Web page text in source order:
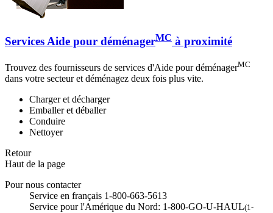
Services Aide pour déménagerMC à proximité
Trouvez des fournisseurs de services d'Aide pour déménagerMC
dans votre secteur et déménagez deux fois plus vite.
Charger et décharger
Emballer et déballer
Conduire
Nettoyer
Retour
Haut de la page
Pour nous contacter
Service en français 1-800-663-5613
Service pour l'Amérique du Nord: 1-800-GO-U-HAUL(1-